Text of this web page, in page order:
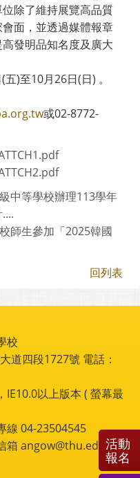
除了維持展覽高品質
面，並透過媒體報章
發明品知名度及廣大
)至10月26日(日) 。
或02-8772-
中等學校辦理113學年
師生參加「2025韓國
回列表
校
道四段1727號 電話：
以上版本 ( 螢幕最
線 04-23504545
箱 angow@thu.edu.tw
活動
報名